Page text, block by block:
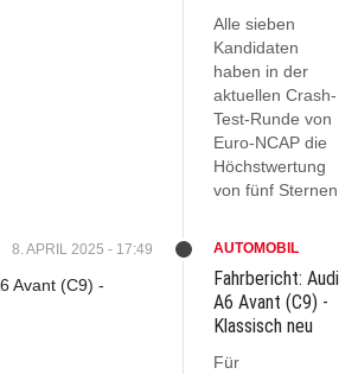
Alle sieben
Kandidaten
haben in der
aktuellen Crash-
Test-Runde von
Euro-NCAP die
Höchstwertung
von fünf Sternen
8. APRIL 2025 - 17:49 AUTOMOBIL
Fahrbericht: Audi
A6 Avant (C9) -
Klassisch neu
Für